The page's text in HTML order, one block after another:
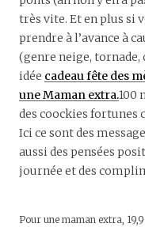
très vite. Et en plus si
prendre à l’avance à
(genre neige,
idée cadeau fête des
une Maman extra.100
des coockies fortunes
Ici ce sont des
aussi des pensées
journée et des
Pour une maman extra,